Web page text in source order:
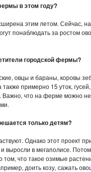
в этом году?
этим летом. Сейчас,
понаблюдать за ростом
городской фермы?
овцы и бараны, коровы
примерно 15 уток,
Важно, что на ферме можно
только детям?
Однако этот проект
выросли в мегаполисе.
что такое озимые
доить козу, сажать